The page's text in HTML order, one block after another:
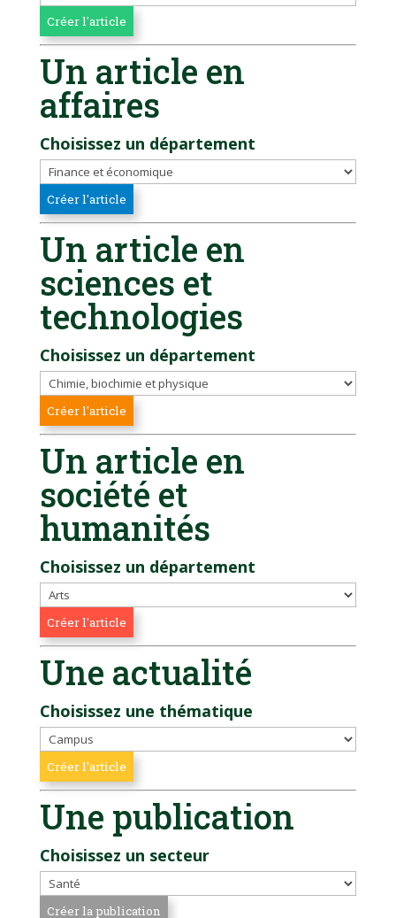
Un article en
affaires
Choisissez un département
Un article en
sciences et
technologies
Choisissez un département
Un article en
société et
humanités
Choisissez un département
Une actualité
Choisissez une thématique
Une publication
Choisissez un secteur